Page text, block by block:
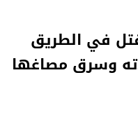
في الطريق
وسرق مصاغها